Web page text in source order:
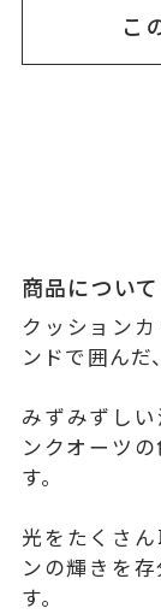
こ
商品について
クッション
ンドで囲んだ
みずみずし
ンクオーツ
す。
光をたくさ
ンの輝きを
す。